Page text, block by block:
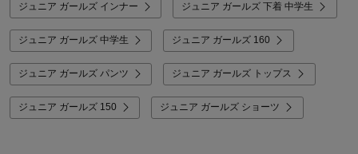
ジュニア ガールズ インナー ジュニア ガールズ 下着 中学生
ジュニア ガールズ 中学生 ジュニア ガールズ 160
ジュニア ガールズ パンツ ジュニア ガールズ トップス
ジュニア ガールズ 150 ジュニア ガールズ ショーツ